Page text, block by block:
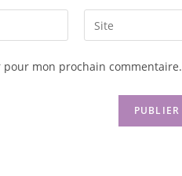
mon prochain commentaire.